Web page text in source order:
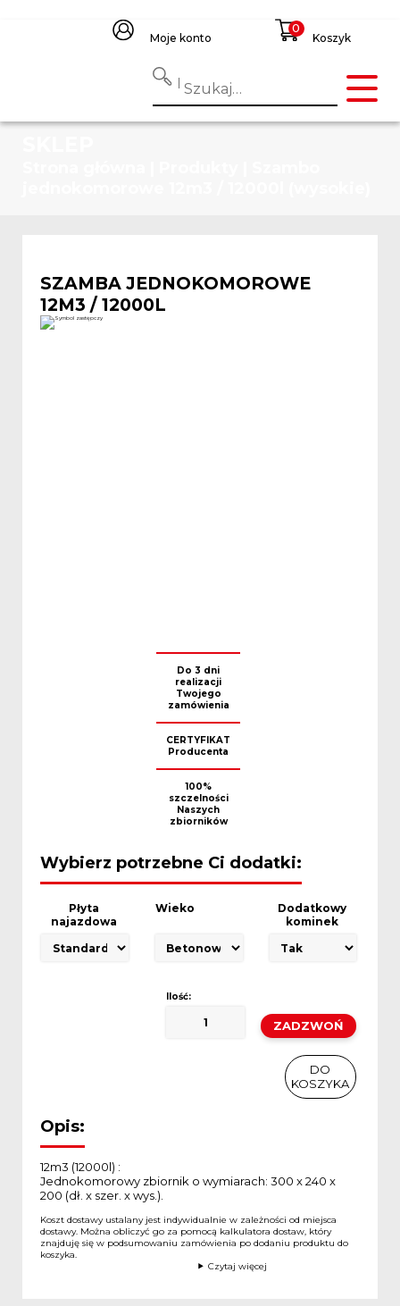
Moje konto Koszyk
SZAMBA JEDNOKOMOROWE
12M3 / 12000L
Do 3 dni
realizacji
Twojego
zamówienia
CERTYFIKAT
Producenta
100%
szczelności
Naszych
zbiorników
Wybierz potrzebne Ci dodatki:
Płyta
najazdowa
Wieko
Dodatkowy
kominek
Ilość:
jednokomorowe
DO KOSZYKA
ZADZWOŃ
DO
KOSZYKA
SKU: Brak danych
Opis:
12m3 (12000l) :
Jednokomorowy zbiornik o wymiarach: 300 x 240 x
200 (dł. x szer. x wys.).
Koszt dostawy ustalany jest indywidualnie w zależności od miejsca
dostawy. Można obliczyć go za pomocą kalkulatora dostaw, który
znajduję się w podsumowaniu zamówienia po dodaniu produktu do
koszyka.
Czytaj więcej